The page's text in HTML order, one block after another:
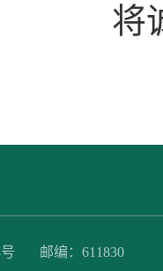
将
号 邮编：611830